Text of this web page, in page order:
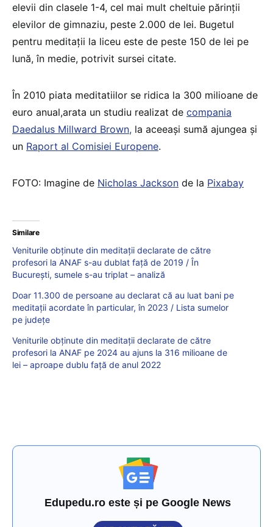
elevii din clasele 1-4, cel mai mult cheltuie părinţii
elevilor de gimnaziu, peste 2.000 de lei. Bugetul
pentru meditaţii la liceu este de peste 150 de lei pe
lună, în medie, potrivit sursei citate.
În 2010 piata meditatiilor se ridica la 300 milioane de
euro anual,arata un studiu realizat de compania
Daedalus Millward Brown, la aceeași sumă ajungea și
un Raport al Comisiei Europene.
FOTO: Imagine de Nicholas Jackson de la Pixabay
Similare
Veniturile obținute din meditații declarate de către
profesori la ANAF s-au dublat față de 2019 / În
București, sumele s-au triplat – analiză
Doar 11.300 de persoane au declarat că au luat bani pe
meditații acordate în particular, în 2023 / Lista sumelor
pe județe
Veniturile obținute din meditații declarate de către
profesori la ANAF pe 2024 au ajuns la 316 milioane de
lei – aproape dublu față de anul 2022
Edupedu.ro este și pe Google News